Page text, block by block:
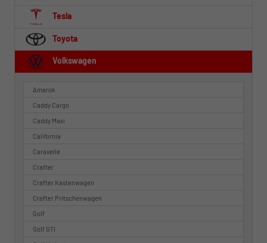
Tesla
Toyota
Volkswagen
Amarok
Caddy Cargo
Caddy Maxi
California
Caravelle
Crafter
Crafter Kastenwagen
Crafter Pritschenwagen
Golf
Golf GTI